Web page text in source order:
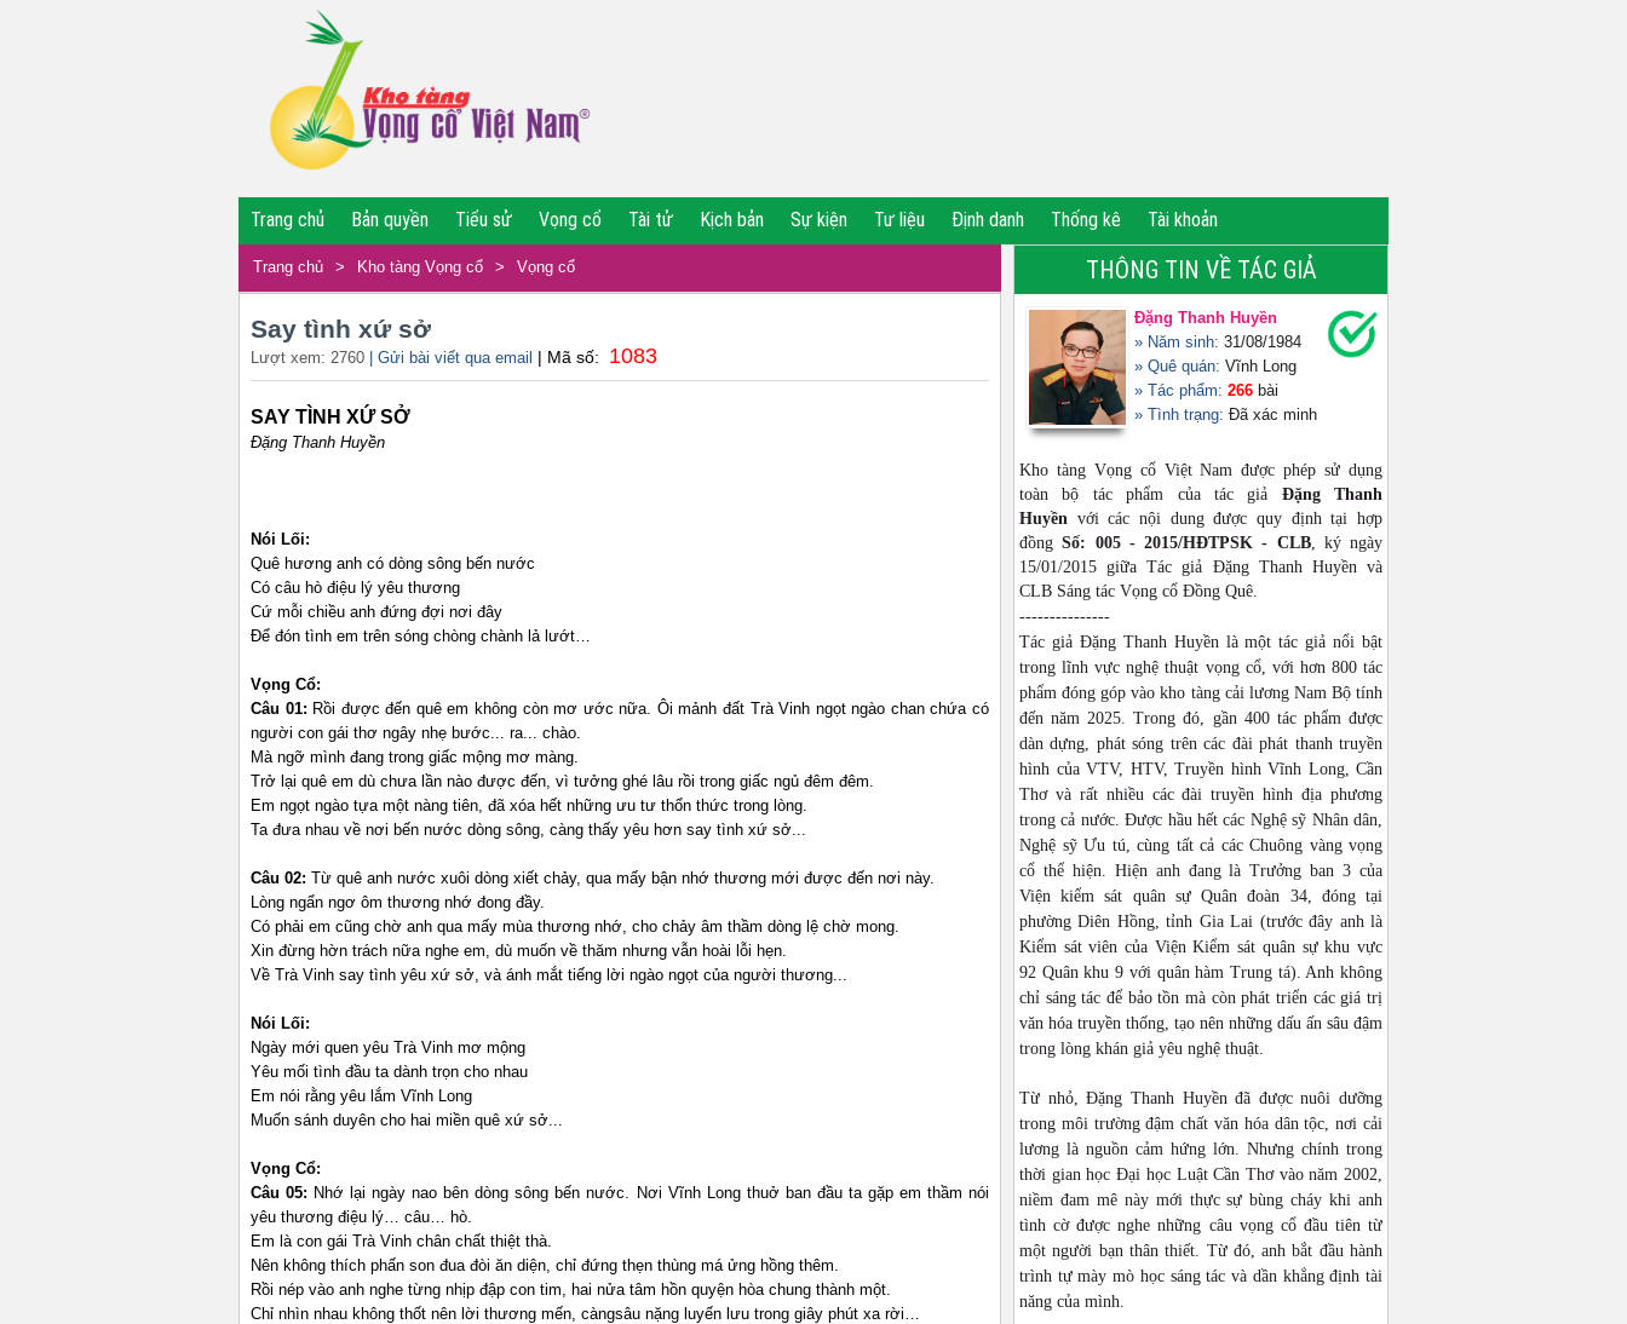
Trang chủ Bản quyền Tiểu sử Vọng cổ Tài tử Kịch bản Sự kiện Tư liệu Định danh Thống kê Tài khoản
Trang chủ > Kho tàng Vọng cổ > Vọng cổ
Say tình xứ sở
Lượt xem: 2760 | Gửi bài viết qua email | Mã số: 1083
SAY TÌNH XỨ SỞ
Đặng Thanh Huyền
Nói Lối:
Quê hương anh có dòng sông bến nước
Có câu hò điệu lý yêu thương
Cứ mỗi chiều anh đứng đợi nơi đây
Để đón tình em trên sóng chòng chành lả lướt…
Vọng Cổ:
Câu 01: Rồi được đến quê em không còn mơ ước nữa. Ôi mảnh đất Trà Vinh ngọt ngào chan chứa có
người con gái thơ ngây nhẹ bước... ra... chào.
Mà ngỡ mình đang trong giấc mộng mơ màng.
Trở lại quê em dù chưa lần nào được đến, vì tưởng ghé lâu rồi trong giấc ngủ đêm đêm.
Em ngọt ngào tựa một nàng tiên, đã xóa hết những ưu tư thổn thức trong lòng.
Ta đưa nhau về nơi bến nước dòng sông, càng thấy yêu hơn say tình xứ sở...
Câu 02: Từ quê anh nước xuôi dòng xiết chảy, qua mấy bận nhớ thương mới được đến nơi này.
Lòng ngẩn ngơ ôm thương nhớ đong đầy.
Có phải em cũng chờ anh qua mấy mùa thương nhớ, cho chảy âm thầm dòng lệ chờ mong.
Xin đừng hờn trách nữa nghe em, dù muốn về thăm nhưng vẫn hoài lỗi hẹn.
Về Trà Vinh say tình yêu xứ sở, và ánh mắt tiếng lời ngào ngọt của người thương...
Nói Lối:
Ngày mới quen yêu Trà Vinh mơ mộng
Yêu mối tình đầu ta dành trọn cho nhau
Em nói rằng yêu lắm Vĩnh Long
Muốn sánh duyên cho hai miền quê xứ sở...
Vọng Cổ:
Câu 05: Nhớ lại ngày nao bên dòng sông bến nước. Nơi Vĩnh Long thuở ban đầu ta gặp em thầm nói
yêu thương điệu lý… câu… hò.
Em là con gái Trà Vinh chân chất thiệt thà.
Nên không thích phấn son đua đòi ăn diện, chỉ đứng thẹn thùng má ửng hồng thêm.
Rồi nép vào anh nghe từng nhịp đập con tim, hai nửa tâm hồn quyện hòa chung thành một.
Chỉ nhìn nhau không thốt nên lời thương mến, càngsâu nặng luyến lưu trong giây phút xa rời…
THÔNG TIN VỀ TÁC GIẢ
Đặng Thanh Huyền
» Năm sinh: 31/08/1984
» Quê quán: Vĩnh Long
» Tác phẩm: 266 bài
» Tình trạng: Đã xác minh
Kho tàng Vọng cổ Việt Nam được phép sử dụng
toàn bộ tác phẩm của tác giả Đặng Thanh
Huyền với các nội dung được quy định tại hợp
đồngSố: 005 - 2015/HĐTPSK - CLB, ký ngày
15/01/2015 giữa Tác giả Đặng Thanh Huyền và
CLB Sáng tác Vọng cổ Đồng Quê.
---------------
Tác giả Đặng Thanh Huyền là một tác giả nổi bật
trong lĩnh vực nghệ thuật vọng cổ, với hơn 800 tác
phẩm đóng góp vào kho tàng cải lương Nam Bộ tính
đến năm 2025. Trong đó, gần 400 tác phẩm được
dàn dựng, phát sóng trên các đài phát thanh truyền
hình của VTV, HTV, Truyền hình Vĩnh Long, Cần
Thơ và rất nhiều các đài truyền hình địa phương
trong cả nước. Được hầu hết các Nghệ sỹ Nhân dân,
Nghệ sỹ Ưu tú, cùng tất cả các Chuông vàng vọng
cổ thể hiện. Hiện anh đang là Trưởng ban 3 của
Viện kiểm sát quân sự Quân đoàn 34, đóng tại
phường Diên Hồng, tỉnh Gia Lai (trước đây anh là
Kiểm sát viên của Viện Kiểm sát quân sự khu vực
92 Quân khu 9 với quân hàm Trung tá). Anh không
chỉ sáng tác để bảo tồn mà còn phát triển các giá trị
văn hóa truyền thống, tạo nên những dấu ấn sâu đậm
trong lòng khán giả yêu nghệ thuật.
Từ nhỏ, Đặng Thanh Huyền đã được nuôi dưỡng
trong môi trường đậm chất văn hóa dân tộc, nơi cải
lương là nguồn cảm hứng lớn. Nhưng chính trong
thời gian học Đại học Luật Cần Thơ vào năm 2002,
niềm đam mê này mới thực sự bùng cháy khi anh
tình cờ được nghe những câu vọng cổ đầu tiên từ
một người bạn thân thiết. Từ đó, anh bắt đầu hành
trình tự mày mò học sáng tác và dần khẳng định tài
năng của mình.